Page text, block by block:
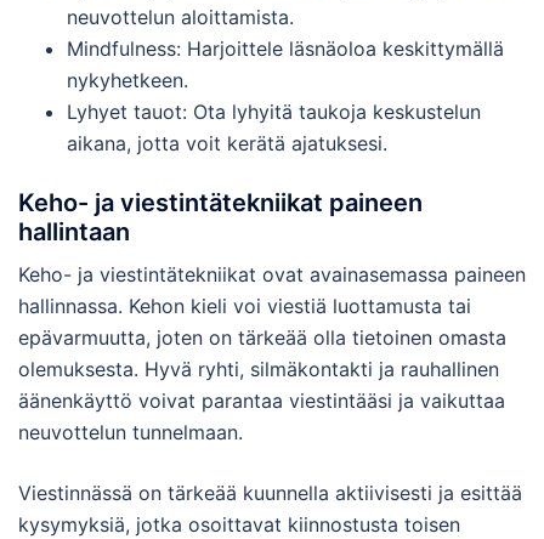
neuvottelun aloittamista.
Mindfulness: Harjoittele läsnäoloa keskittymällä
nykyhetkeen.
Lyhyet tauot: Ota lyhyitä taukoja keskustelun
aikana, jotta voit kerätä ajatuksesi.
Keho- ja viestintätekniikat paineen
hallintaan
Keho- ja viestintätekniikat ovat avainasemassa paineen
hallinnassa. Kehon kieli voi viestiä luottamusta tai
epävarmuutta, joten on tärkeää olla tietoinen omasta
olemuksesta. Hyvä ryhti, silmäkontakti ja rauhallinen
äänenkäyttö voivat parantaa viestintääsi ja vaikuttaa
neuvottelun tunnelmaan.
Viestinnässä on tärkeää kuunnella aktiivisesti ja esittää
kysymyksiä, jotka osoittavat kiinnostusta toisen